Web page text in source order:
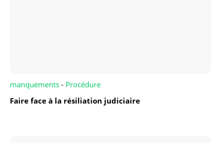
manquements - Procédure
Faire face à la résiliation judiciaire